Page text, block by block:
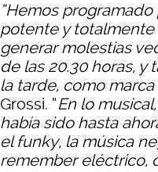
“Hemos
potente y totalmente
generar molestias
de las 20.30 horas, y
la tarde, como
Grossi. “En lo
había sido hasta
el funky, la música
remember eléctrico,